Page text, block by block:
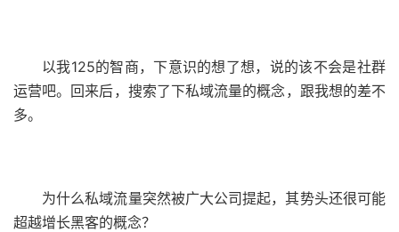
以我125的智商，下意识的想了想，说的该不会是社群
运营吧。回来后，搜索了下私域流量的概念，跟我想的差不
多。
为什么私域流量突然被广大公司提起，其势头还很可能
超越增长黑客的概念？